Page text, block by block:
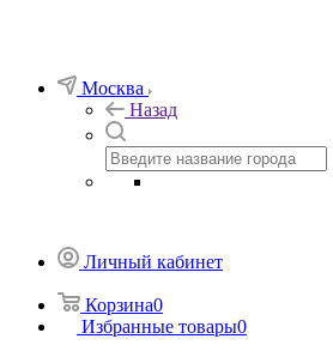
Москва
Назад
Личный кабинет
Корзина0
Избранные товары0